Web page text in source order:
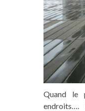
Quand le
endroits….